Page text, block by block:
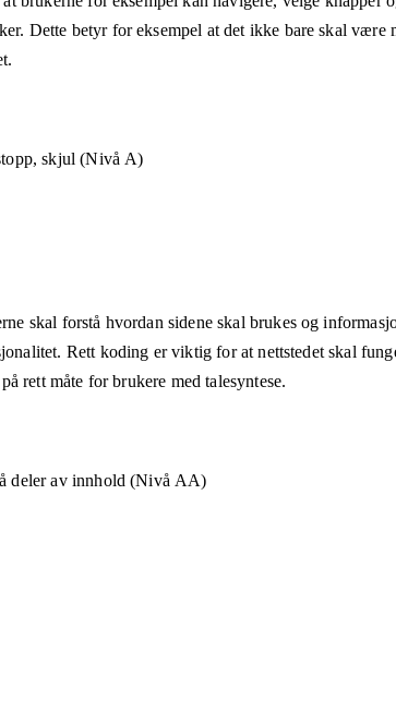
Dette betyr for eksempel at det ikke bare skal
skjul (Nivå A)
skal forstå hvordan sidene skal brukes og
Rett koding er viktig for at nettstedet skal
rett måte for brukere med talesyntese.
deler av innhold (Nivå AA)